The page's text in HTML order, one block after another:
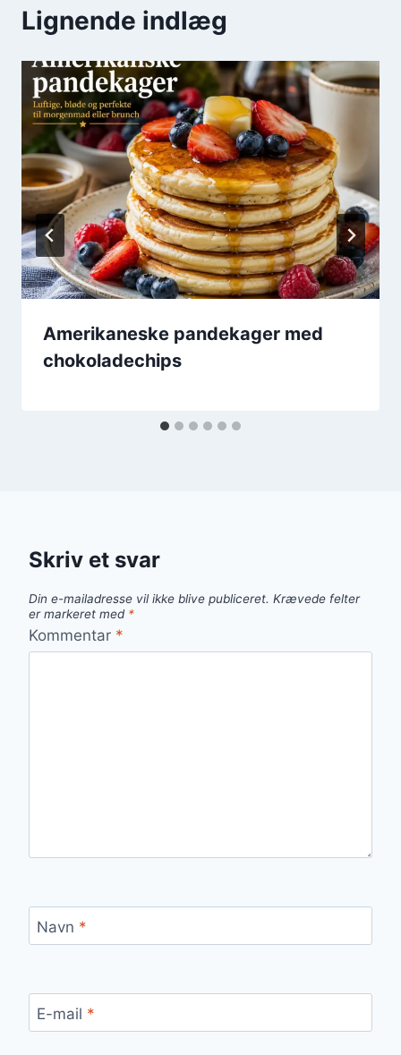
Lignende indlæg
Amerikaneske pandekager med
chokoladechips
Skriv et svar
Din e-mailadresse vil ikke blive publiceret. Krævede felter
er markeret med *
Kommentar *
Navn *
E-mail *